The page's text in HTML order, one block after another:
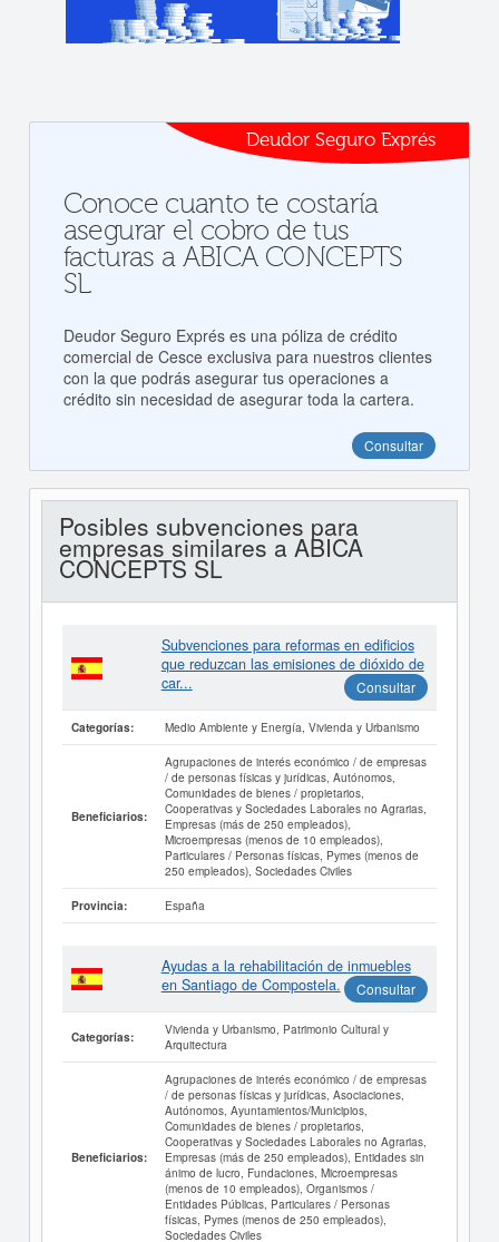
Deudor Seguro Exprés
Conoce cuanto te costaría
asegurar el cobro de tus
facturas a ABICA CONCEPTS
SL
Deudor Seguro Exprés es una póliza de crédito
comercial de Cesce exclusiva para nuestros clientes
con la que podrás asegurar tus operaciones a
crédito sin necesidad de asegurar toda la cartera.
Consultar
Posibles subvenciones para
empresas similares a ABICA
CONCEPTS SL
Subvenciones para reformas en edificios
que reduzcan las emisiones de dióxido de
car...
Consultar
Categorías: Medio Ambiente y Energía, Vivienda y Urbanismo
Beneficiarios:
Agrupaciones de interés económico / de empresas
/ de personas físicas y jurídicas, Autónomos,
Comunidades de bienes / propietarios,
Cooperativas y Sociedades Laborales no Agrarias,
Empresas (más de 250 empleados),
Microempresas (menos de 10 empleados),
Particulares / Personas físicas, Pymes (menos de
250 empleados), Sociedades Civiles
Provincia: España
Ayudas a la rehabilitación de inmuebles
en Santiago de Compostela.
Consultar
Categorías:
Vivienda y Urbanismo, Patrimonio Cultural y
Arquitectura
Beneficiarios:
Agrupaciones de interés económico / de empresas
/ de personas físicas y jurídicas, Asociaciones,
Autónomos, Ayuntamientos/Municipios,
Comunidades de bienes / propietarios,
Cooperativas y Sociedades Laborales no Agrarias,
Empresas (más de 250 empleados), Entidades sin
ánimo de lucro, Fundaciones, Microempresas
(menos de 10 empleados), Organismos /
Entidades Públicas, Particulares / Personas
físicas, Pymes (menos de 250 empleados),
Sociedades Civiles